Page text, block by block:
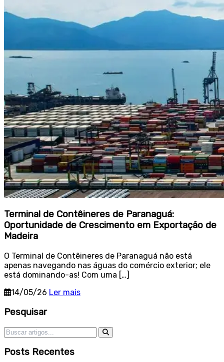
Terminal de Contêineres de Paranaguá:
Oportunidade de Crescimento em Exportação de
Madeira
O Terminal de Contêineres de Paranaguá não está
apenas navegando nas águas do comércio exterior; ele
está dominando-as! Com uma […]
14/05/26 Ler mais
Sidebar
Pesquisar
Pesquisar por:
Posts Recentes